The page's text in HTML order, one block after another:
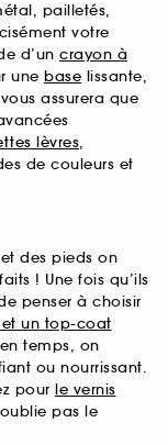
pailletés,
votre
d’un crayon à
une base lissante,
assurera que
lèvres,
de couleurs et
des pieds on
! Une fois qu’ils
penser à choisir
un top-coat
temps, on
ou nourrissant.
pour le vernis
pas le